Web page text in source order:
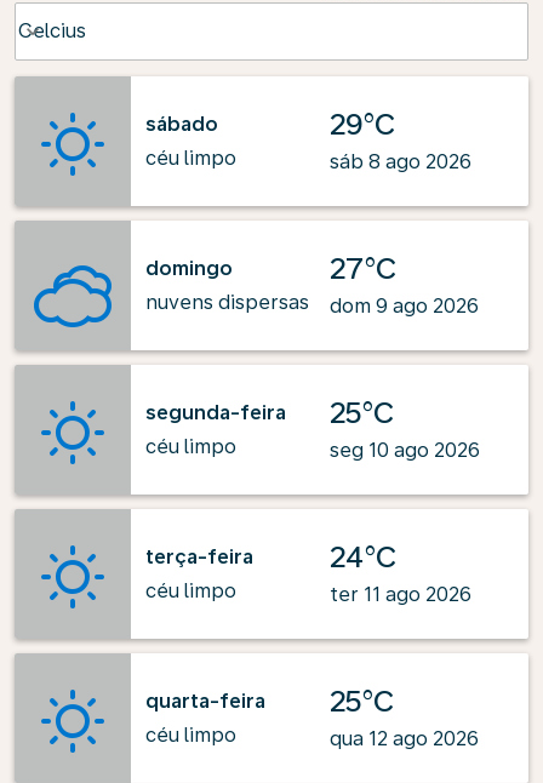
Celcius
keyboard_arrow_down
sábado
céu limpo
29°C
sáb 8 ago 2026
domingo
nuvens dispersas
27°C
dom 9 ago 2026
segunda-feira
céu limpo
25°C
seg 10 ago 2026
terça-feira
céu limpo
24°C
ter 11 ago 2026
quarta-feira
céu limpo
25°C
qua 12 ago 2026